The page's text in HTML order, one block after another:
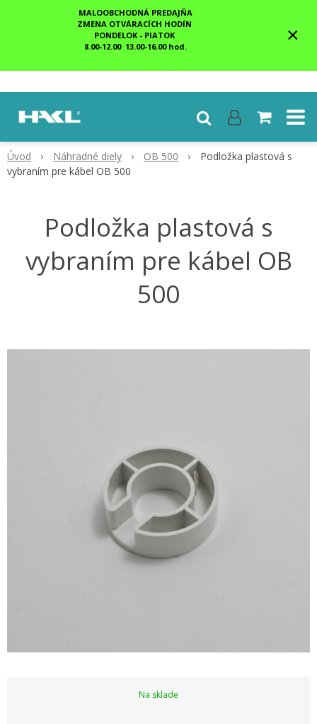
MALOOBCHODNÁ PREDAJŇA
ZMENA OTVÁRACÍCH HODÍN
PONDELOK - PIATOK
8.00-12.00 13.00-16.00 hod.
×
Úvod Náhradné diely OB 500
Podložka plastová s
vybraním pre kábel OB 500
Podložka plastová s
vybraním pre kábel OB
500
Na sklade